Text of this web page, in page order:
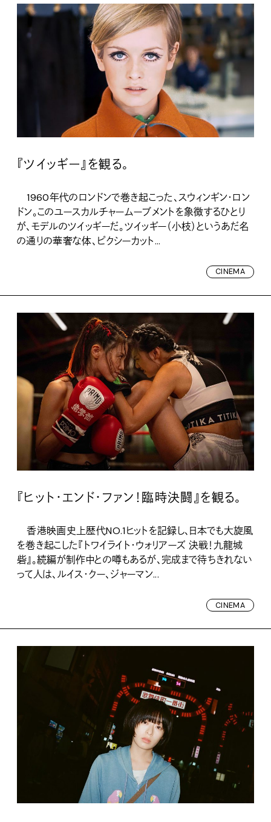
『ツイッギー』を観る。
1960年代のロンドンで巻き起こった、スウィンギン・ロン
ドン。このユースカルチャームーブメントを象徴するひとり
が、モデルのツイッギーだ。ツイッギー（小枝）というあだ名
の通りの華奢な体、ピクシーカット...
CINEMA
『ヒット・エンド・ファン！臨時決闘』を観る。
香港映画史上歴代NO.1ヒットを記録し、日本でも大旋風
を巻き起こした『トワイライト・ウォリアーズ 決戦！九龍城
砦』。続編が制作中との噂もあるが、完成まで待ちきれない
って人は、ルイス・クー、ジャーマン...
CINEMA